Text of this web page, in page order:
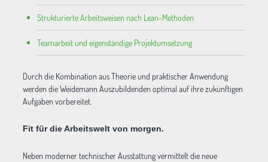
Strukturierte Arbeitsweisen nach Lean-Methoden
Teamarbeit und eigenständige Projektumsetzung
Durch die Kombination aus Theorie und praktischer Anwendung
werden die Weidemann Auszubildenden optimal auf ihre zukünftigen
Aufgaben vorbereitet.
Fit für die Arbeitswelt von morgen.
Neben moderner technischer Ausstattung vermittelt die neue